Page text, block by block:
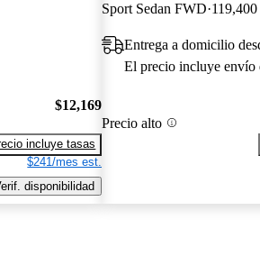
$12,169
incluye tasas
$241/mes est.
disponibilidad
Sport Sedan FWD
Entrega a domicilio
El precio incluye envío
Precio alto